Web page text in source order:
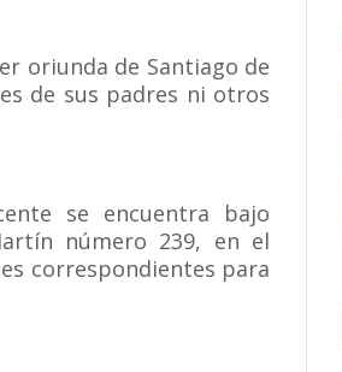
oriunda de Santiago de
de sus padres ni otros
se encuentra bajo
número 239, en el
correspondientes para